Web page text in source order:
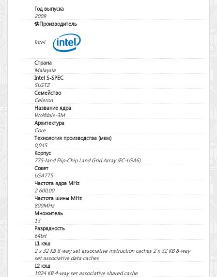
Год выпуска
2009
Производитель
Intel
Страна
Malaysia
Intel S-SPEC
SLGTZ
Семейство
Celeron
Название ядра
Wolfdale-3M
Архитектура
Core
Технология производства (мкм)
0,045
Корпус
775-land Flip-Chip Land Grid Array (FC-LGA6)
Сокет
LGA775
Частота ядра MHz
2 600,00
Частота шины MHz
800MHz
Множитель
13
Разрядность
64bit
L1 кэш
2 x 32 KB 8-way set associative instruction caches 2 x 32 KB 8-way
set associative data caches
L2 кэш
1024 KB 4-way set associative shared cache